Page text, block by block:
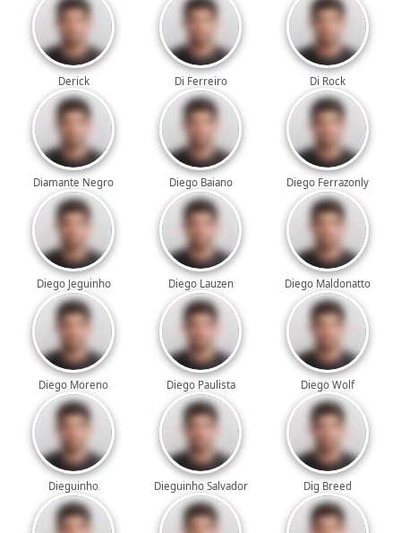
Derick Di Ferreiro Di Rock
Diamante Negro Diego Baiano Diego Ferrazonly
Diego Jeguinho Diego Lauzen Diego Maldonatto
Diego Moreno Diego Paulista Diego Wolf
Dieguinho Dieguinho Salvador Dig Breed